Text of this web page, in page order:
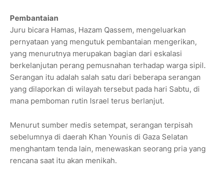
Pembantaian
Juru bicara Hamas, Hazam Qassem, mengeluarkan
pernyataan yang mengutuk pembantaian mengerikan,
yang menurutnya merupakan bagian dari eskalasi
berkelanjutan perang pemusnahan terhadap warga sipil.
Serangan itu adalah salah satu dari beberapa serangan
yang dilaporkan di wilayah tersebut pada hari Sabtu, di
mana pemboman rutin Israel terus berlanjut.
Menurut sumber medis setempat, serangan terpisah
sebelumnya di daerah Khan Younis di Gaza Selatan
menghantam tenda lain, menewaskan seorang pria yang
rencana saat itu akan menikah.